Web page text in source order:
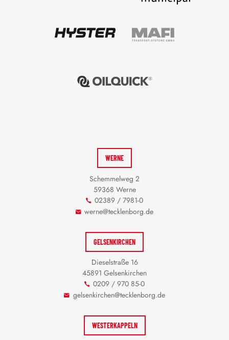
WERNE
Schemmelweg 2
59368 Werne
02389 / 7981-0
werne@tecklenborg.de
GELSENKIRCHEN
Dieselstraße 16
45891 Gelsenkirchen
0209 / 970 85-0
gelsenkirchen@tecklenborg.de
WESTERKAPPELN